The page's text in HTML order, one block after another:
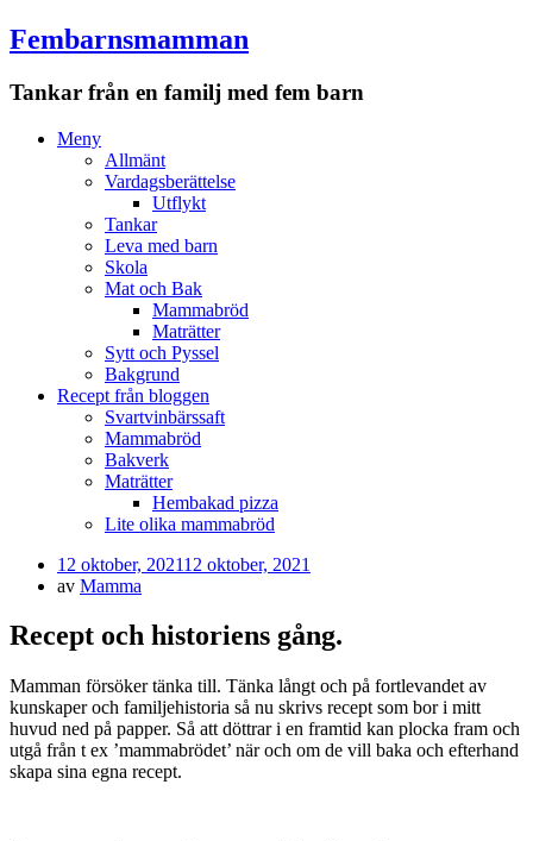
Fembarnsmamman
Tankar från en familj med fem barn
Meny
HoppaMeny
Allmänt
Vardagsberättelse
Utflykt
Tankar
Leva med barn
Skola
Mat och Bak
Mammabröd
Maträtter
Sytt och Pyssel
Bakgrund
Recept från bloggen
Svartvinbärssaft
Mammabröd
Bakverk
Maträtter
Hembakad pizza
Lite olika mammabröd
Publicerad
den
12 oktober, 202112 oktober, 2021
av Mamma
Recept och historiens gång.
Mamman försöker tänka till. Tänka långt och på fortlevandet av
kunskaper och familjehistoria så nu skrivs recept som bor i mitt
huvud ned på papper. Så att döttrar i en framtid kan plocka fram och
utgå från t ex ’mammabrödet’ när och om de vill baka och efterhand
skapa sina egna recept.